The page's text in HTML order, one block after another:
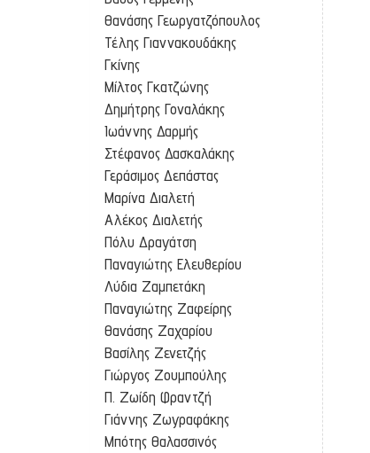
Θανάσης Γεωργατζόπουλος
Τέλης Γιαννακουδάκης
Γκίνης
Μίλτος Γκατζώνης
Δημήτρης Γοναλάκης
Ιωάννης Δαρμής
Στέφανος Δασκαλάκης
Γεράσιμος Δεπάστας
Μαρίνα Διαλετή
Αλέκος Διαλετής
Πόλυ Δραγάτση
Παναγιώτης Ελευθερίου
Λύδια Ζαμπετάκη
Παναγιώτης Ζαφείρης
Θανάσης Ζαχαρίου
Βασίλης Ζενετζής
Γιώργος Ζουμπούλης
Π. Ζωίδη Φραντζή
Γιάννης Ζωγραφάκης
Μπότης Θαλασσινός